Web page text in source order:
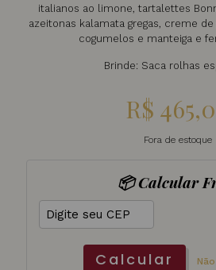
italianos ao limone, tartalettes
azeitonas kalamata gregas, creme
cogumelos e manteiga e
Brinde: Saca rolhas
R$
Fora de estoque
📦 Calcular
Calcular